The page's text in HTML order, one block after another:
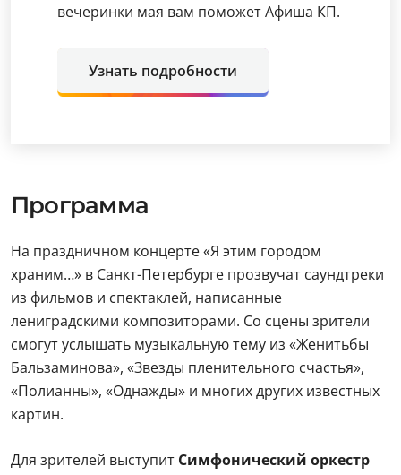
вечеринки мая вам поможет Афиша КП.
Узнать подробности
Программа
На праздничном концерте «Я этим городом
храним…» в Санкт-Петербурге прозвучат саундтреки
из фильмов и спектаклей, написанные
лениградскими композиторами. Со сцены зрители
смогут услышать музыкальную тему из «Женитьбы
Бальзаминова», «Звезды пленительного счастья»,
«Полианны», «Однажды» и многих других известных
картин.
Для зрителей выступит Симфонический оркестр